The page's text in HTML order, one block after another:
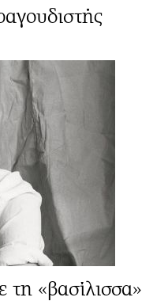
«βασίλισσα»